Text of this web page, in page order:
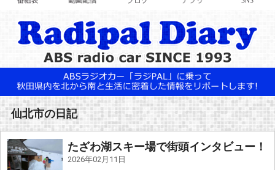
仙北市の日記
たざわ湖スキー場で街頭インタビュー！
2026年02月11日